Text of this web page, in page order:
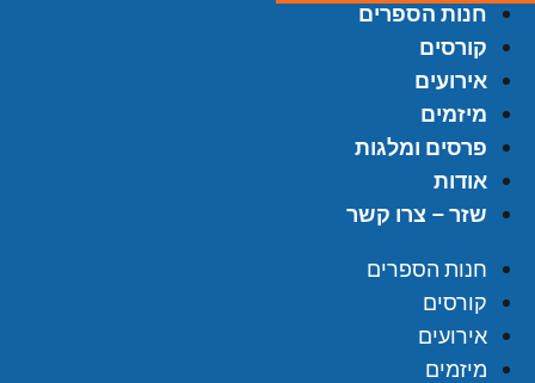
חנות הספרים
קורסים
אירועים
מיזמים
פרסים ומלגות
אודות
שזר – צרו קשר
חנות הספרים
קורסים
אירועים
מיזמים